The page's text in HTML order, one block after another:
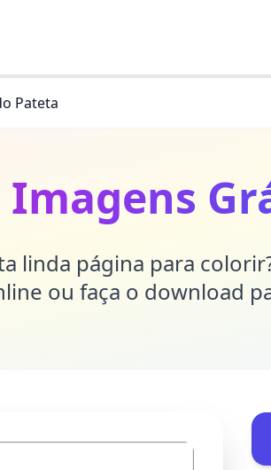
Pateta
linda página para
ou faça o download